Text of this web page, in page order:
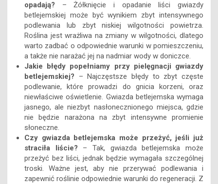
opadają? – Żółknięcie i opadanie liści gwiazdy
betlejemskiej może być wynikiem zbyt intensywnego
podlewania lub zbyt niskiej wilgotności powietrza.
Roślina jest wrażliwa na zmiany w wilgotności, dlatego
warto zadbać o odpowiednie warunki w pomieszczeniu,
a także nie narażać jej na nadmiar wody w doniczce.
Jakie błędy popełniamy przy pielęgnacji gwiazdy
betlejemskiej? – Najczęstsze błędy to zbyt częste
podlewanie, które prowadzi do gnicia korzeni, oraz
niewłaściwe oświetlenie. Gwiazda betlejemska wymaga
jasnego, ale niezbyt nasłonecznionego miejsca, gdzie
nie będzie narażona na zbyt intensywne promienie
słoneczne.
Czy gwiazda betlejemska może przeżyć, jeśli już
straciła liście? – Tak, gwiazda betlejemska może
przeżyć bez liści, jednak będzie wymagała szczególnej
troski. Ważne jest, aby nie przerywać podlewania i
zapewnić roślinie odpowiednie warunki do regeneracji. Z